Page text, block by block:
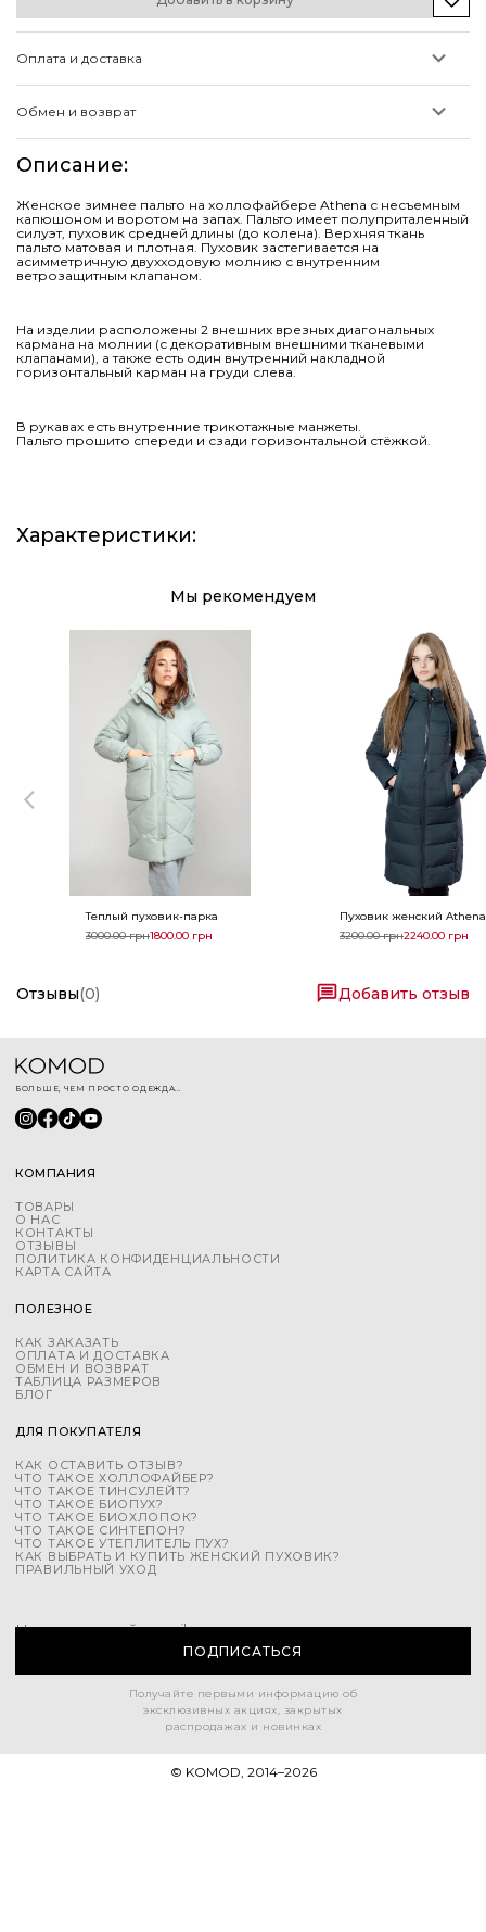
Оплата и доставка
Обмен и возврат
Описание:
Женское зимнее пальто на холлофайбере Athena с несъемным
капюшоном и воротом на запах. Пальто имеет полуприталенный
силуэт, пуховик средней длины (до колена). Верхняя ткань
пальто матовая и плотная. Пуховик застегивается на
асимметричную двухходовую молнию с внутренним
ветрозащитным клапаном.
На изделии расположены 2 внешних врезных диагональных
кармана на молнии (с декоративным внешними тканевыми
клапанами), а также есть один внутренний накладной
горизонтальный карман на груди слева.
В рукавах есть внутренние трикотажные манжеты.
Пальто прошито спереди и сзади горизонтальной стёжкой.
Характеристики:
Мы рекомендуем
Теплый пуховик-парка
3000.00грн1800.00 грн
Пуховик женский Athena
3200.00грн2240.00 грн
Отзывы(0) Добавить отзыв
БОЛЬШЕ, ЧЕМ ПРОСТО ОДЕЖДА...
КОМПАНИЯ
ТОВАРЫ
О НАС
КОНТАКТЫ
ОТЗЫВЫ
ПОЛИТИКА КОНФИДЕНЦИАЛЬНОСТИ
КАРТА САЙТА
ПОЛЕЗНОЕ
КАК ЗАКАЗАТЬ
ОПЛАТА И ДОСТАВКА
ОБМЕН И ВОЗВРАТ
ТАБЛИЦА РАЗМЕРОВ
БЛОГ
ДЛЯ ПОКУПАТЕЛЯ
КАК ОСТАВИТЬ ОТЗЫВ?
ЧТО ТАКОЕ ХОЛЛОФАЙБЕР?
ЧТО ТАКОЕ ТИНСУЛЕЙТ?
ЧТО ТАКОЕ БИОПУХ?
ЧТО ТАКОЕ БИОХЛОПОК?
ЧТО ТАКОЕ СИНТЕПОН?
ЧТО ТАКОЕ УТЕПЛИТЕЛЬ ПУХ?
КАК ВЫБРАТЬ И КУПИТЬ ЖЕНСКИЙ ПУХОВИК?
ПРАВИЛЬНЫЙ УХОД
Напишите свой e-mail
ПОДПИСАТЬСЯ
Получайте первыми информацию об
эксклюзивных акциях, закрытых
распродажах и новинках
© KOMOD, 2014–2026